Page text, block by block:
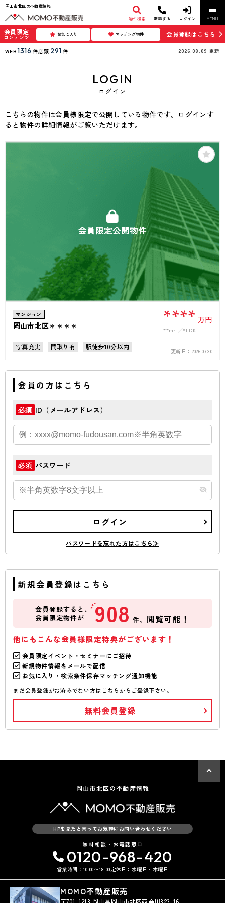
岡山市北区の不動産情報
物件検索 電話する ログイン MENU
会員限定
コンテンツ お気に入り マッチング物件 会員登録はこちら
WEB 1316 件店頭 291 件 2026.08.09 更新
LOGIN
ログイン
こちらの物件は会員様限定で公開している物件です。ログインす
ると物件の詳細情報がご覧いただけます。
会員限定公開物件
マンション
岡山市北区＊＊＊＊ **** 万円
**m² *LDK
写真充実 間取り有
駅徒歩10分以内
更新日： 2026.07.30
会員の方はこちら
必須 ID（メールアドレス）
必須 パスワード
ログイン
パスワードを忘れた方はこちら≫
新規会員登録はこちら
会員登録すると、
会員限定物件が
908 件、 閲覧可能！
他にもこんな会員様限定特典がございます！
会員限定イベント・セミナーにご招待
新規物件情報をメールで配信
お気に入り・検索条件保存マッチング通知機能
まだ会員登録がお済みでない方はこちらからご登録下さい。
無料会員登録
岡山市北区の不動産情報
HPを見たと言ってお気軽にお問い合わせください
無料相談・お電話窓口
0120-968-420
営業時間：10:00〜18:00定休日：水曜日・木曜日
MOMO不動産販売
〒701-1213 岡山県岡山市北区西辛川323-16